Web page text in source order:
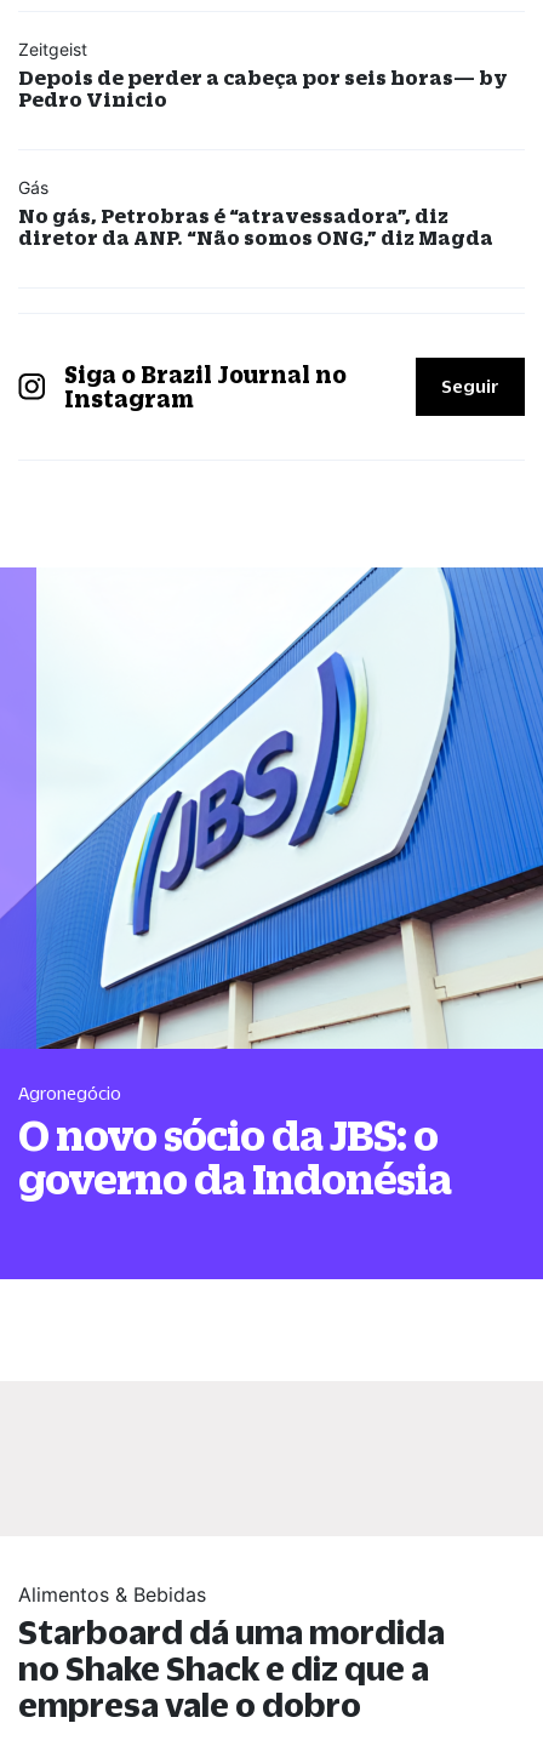
Zeitgeist
Depois de perder a cabeça por seis horas— by
Pedro Vinicio
Gás
No gás, Petrobras é “atravessadora”, diz
diretor da ANP. “Não somos ONG,” diz Magda
Siga o Brazil Journal no
Instagram
Seguir
Agronegócio
O novo sócio da JBS: o
governo da Indonésia
Alimentos & Bebidas
Starboard dá uma mordida
no Shake Shack e diz que a
empresa vale o dobro